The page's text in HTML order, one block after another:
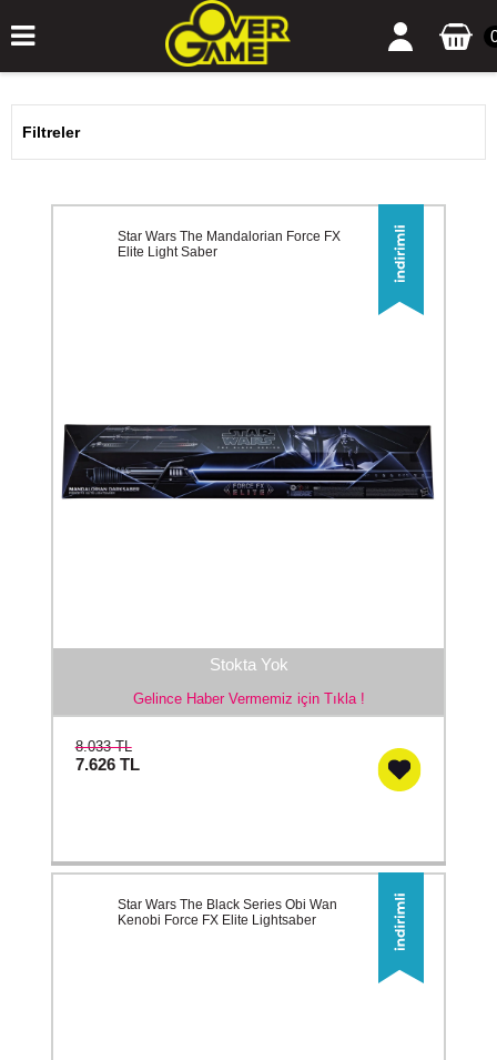
Filtreler
Stokta Yok
Gelince Haber Vermemiz için Tıkla !
Star Wars The Mandalorian Force FX
Elite Light Saber
8.033 TL
7.626 TL
Star Wars The Black Series Obi Wan
Kenobi Force FX Elite Lightsaber